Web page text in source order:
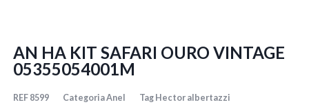
AN HA KIT SAFARI OURO VINTAGE
05355054001M
REF 8599 CategoriaAnel Tag Hector albertazzi